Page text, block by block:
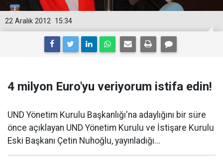
15:34
22 Aralık 2012
4 milyon Euro'yu veriyorum istifa edin!
UND Yönetim Kurulu Başkanlığı'na adaylığını bir süre
önce açıklayan UND Yönetim Kurulu ve İstişare Kurulu
Eski Başkanı Çetin Nuhoğlu, yayınladığı...